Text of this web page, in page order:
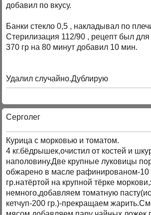
добавил по вкусу.
Банки стекло 0,5 , накладывал по
Стерилизация 112/90 , рецепт был
370 гр на 80 минут добавил 10 мин.
Удалил случайно.Дублирую
Серголег
Курица с морковью и томатом.
4 кг.бёдрышек,очистил от костей и
наполовину.Две крупные луковицы
обжарено в масле рафинированом-10
гр.натёртой на крупной тёрке
немного,добавляем томатную
кетчуп-200 гр.)-прекращаем